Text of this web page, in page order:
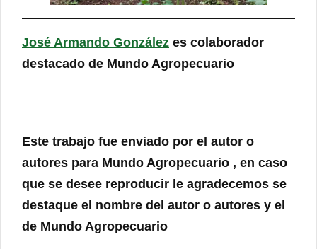
José Armando González es colaborador
destacado de Mundo Agropecuario
Este trabajo fue enviado por el autor o
autores para Mundo Agropecuario , en caso
que se desee reproducir le agradecemos se
destaque el nombre del autor o autores y el
de Mundo Agropecuario